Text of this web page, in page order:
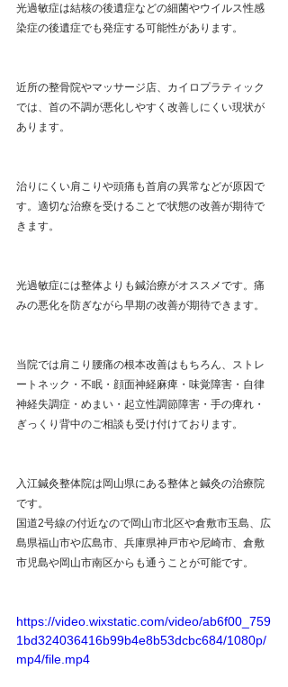
光過敏症は結核の後遺症などの細菌やウイルス性感
染症の後遺症でも発症する可能性があります。
近所の整骨院やマッサージ店、カイロプラティック
では、首の不調が悪化しやすく改善しにくい現状が
あります。
治りにくい肩こりや頭痛も首肩の異常などが原因で
す。適切な治療を受けることで状態の改善が期待で
きます。
光過敏症には整体よりも鍼治療がオススメです。痛
みの悪化を防ぎながら早期の改善が期待できます。
当院では肩こり腰痛の根本改善はもちろん、ストレ
ートネック・不眠・顔面神経麻痺・味覚障害・自律
神経失調症・めまい・起立性調節障害・手の痺れ・
ぎっくり背中のご相談も受け付けております。
入江鍼灸整体院は岡山県にある整体と鍼灸の治療院
です。
国道2号線の付近なので岡山市北区や倉敷市玉島、広
島県福山市や広島市、兵庫県神戸市や尼崎市、倉敷
市児島や岡山市南区からも通うことが可能です。
https://video.wixstatic.com/video/ab6f00_759
1bd324036416b99b4e8b53dcbc684/1080p/
mp4/file.mp4